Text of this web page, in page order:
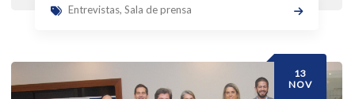
Entrevistas, Sala de prensa
13
NOV